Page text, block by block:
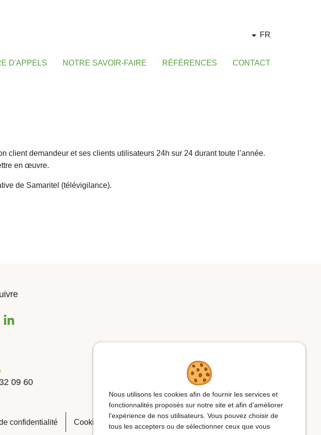
Nous utilisons les cookies afin de fournir les services et
fonctionnalités proposés sur notre site et afin d’améliorer
l’expérience de nos utilisateurs. Vous pouvez choisir de
tous les accepters ou de sélectionner ceux que vous
FR
D'APPELS NOTRE SAVOIR-FAIRE RÉFÉRENCES CONTACT
client demandeur et ses clients utilisateurs 24h sur 24 durant toute l’année.
en œuvre.
de Samaritel (télévigilance).
suivez-
09 60 info@aps-marche.be
confidentialité Cookies
Contact